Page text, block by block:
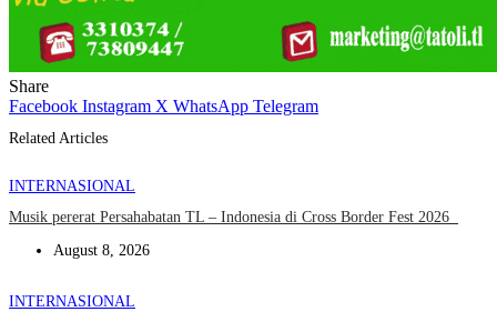
Share
Facebook Instagram X WhatsApp Telegram
Related Articles
INTERNASIONAL
Musik pererat Persahabatan TL – Indonesia di Cross Border Fest 2026
August 8, 2026
INTERNASIONAL